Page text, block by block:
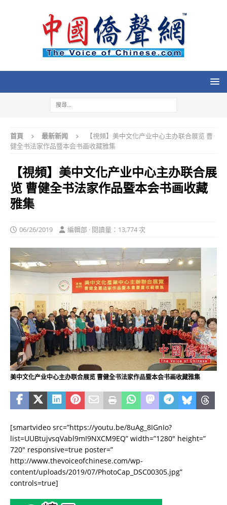
首頁 最新新闻
【視頻】美中文化产业中心主办联合展览 曹
健全书法家作品暨本会书画收藏雅集
【視頻】美中文化产业中心主办联合展
览 曹健全书法家作品暨本会书画收藏
雅集
06/26/2019 編輯部 · 閱讀量：13,774 次
美中文化产业中心主办联合展览 曹健全书法家作品暨本会书画收藏雅集
[smartvideo src=”https://youtu.be/8uAg_8IGnIo?
list=UUBtujvsqVabl9mI9NXCM9EQ” width=”1280″ height=”
720″ responsive=true poster=”
http://www.thevoiceofchinese.com/wp-
content/uploads/2019/07/PhotoCap_DSC00305.jpg”
controls=true]